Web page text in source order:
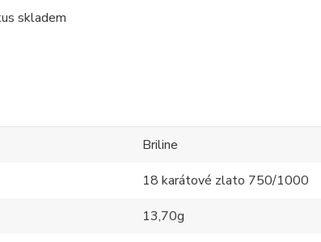
skladem
Briline
18 karátové zlato 750/1000
13,70g